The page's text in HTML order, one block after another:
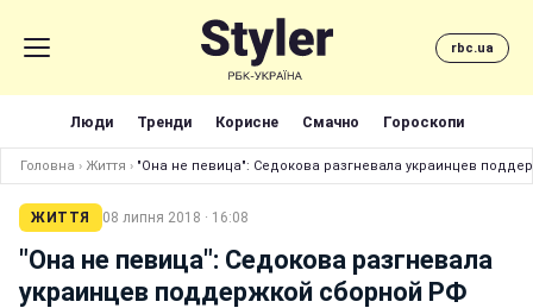
rbc.ua
Люди Тренди Корисне Смачно Гороскопи
Головна › Життя › "Она не певица": Седокова разгневала украинцев
ЖИТТЯ 08 липня 2018 · 16:08
"Она не певица": Седокова разгневала
украинцев поддержкой сборной РФ